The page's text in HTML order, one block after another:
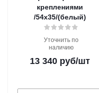
креплениями
/54х35/(белый)
Уточнить по
наличию
13 340 руб/шт